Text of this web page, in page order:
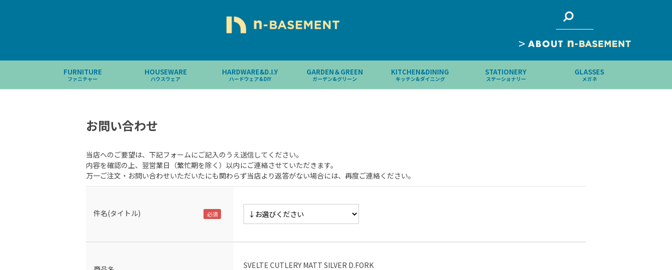
>
FURNITURE
ファニチャー
HOUSEWARE
ハウスウェア
HARDWARE&D.I.Y
ハードウェア&DIY
GARDEN＆GREEN
ガーデン&グリーン
KITCHEN&DINING
キッチン&ダイニング
STATIONERY
ステーショナリー
GLASSES
メガネ
お問い合わせ
当店へのご要望は、下記フォームにご記入のうえ送信してください。
内容を確認の上、翌営業日（繁忙期を除く）以内にご連絡させていただきます。
万一ご注文・お問い合わせいただいたにも関わらず当店より返答がない場合には、再度ご連絡ください。
件名(タイトル)
SVELTE CUTLERY MATT SILVER D.FORK